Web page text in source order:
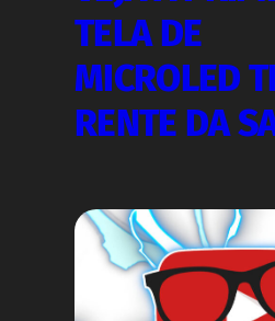
TELA DE
MICROLED
RENTE DA